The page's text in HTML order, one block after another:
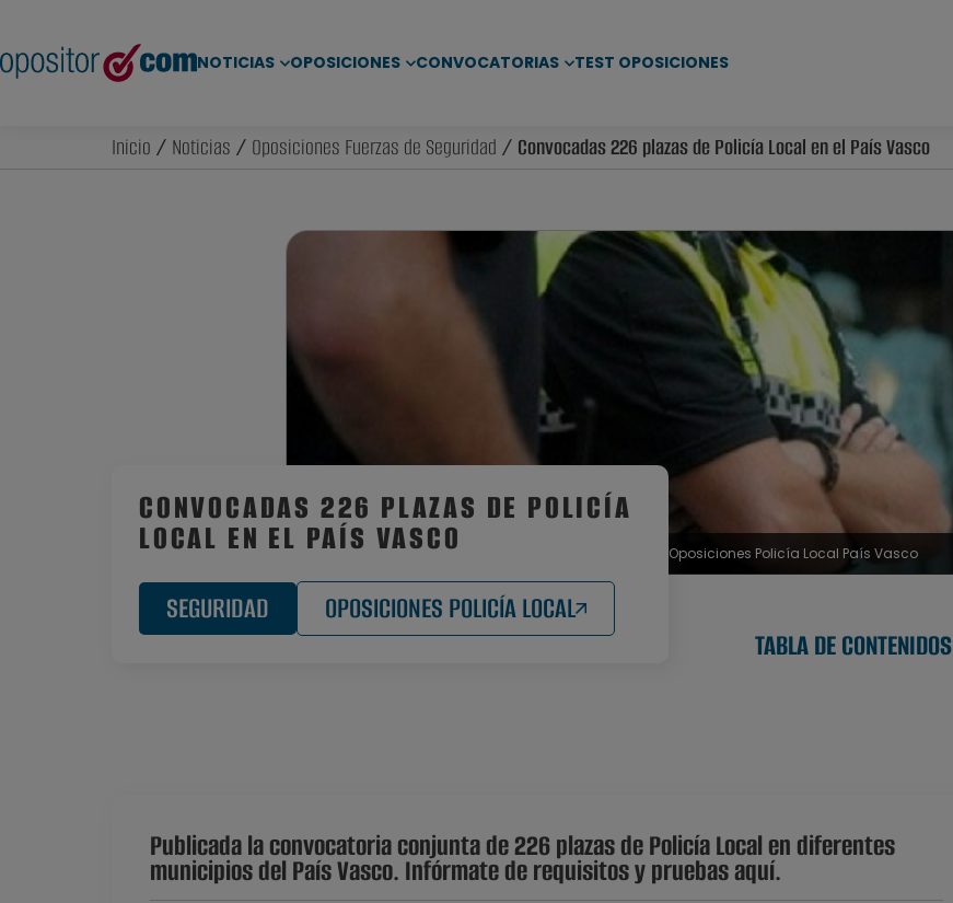
NOTICIAS OPOSICIONES CONVOCATORIAS TEST OPOSICIONES
Inicio / Noticias / Oposiciones Fuerzas de Seguridad / Convocadas 226 plazas de Policía Local en el País Vasco
Oposiciones Policía Local País Vasco
CONVOCADAS 226 PLAZAS DE POLICÍA
LOCAL EN EL PAÍS VASCO
SEGURIDAD
OPOSICIONES POLICÍA LOCAL
TABLA DE CONTENIDOS
Publicada la convocatoria conjunta de 226 plazas de Policía Local en diferentes
municipios del País Vasco. Infórmate de requisitos y pruebas aquí.